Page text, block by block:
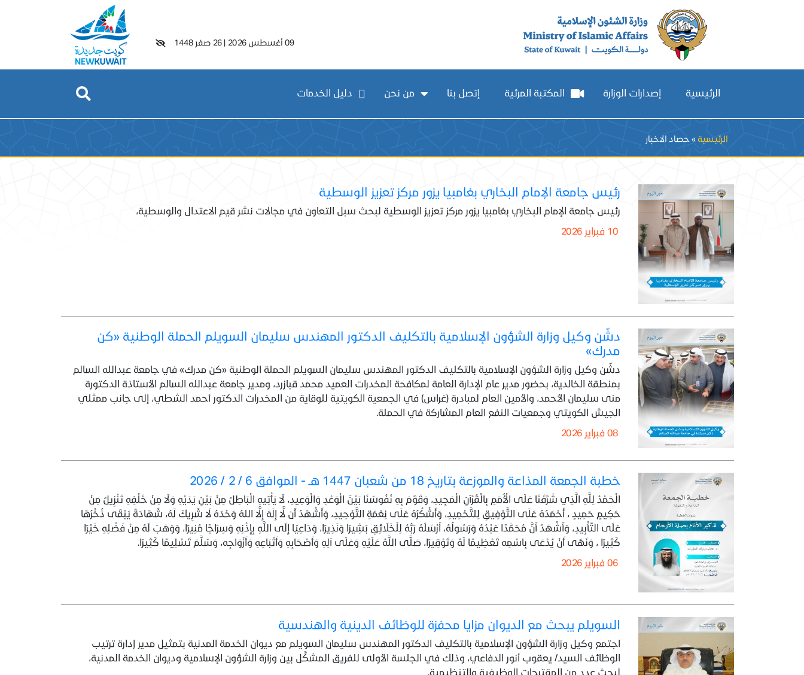
09 أغسطس 2026 | 26 صفر 1448
الرئيسية إصدارات الوزارة المكتبة المرئية إتصل بنا من نحن دليل الخدمات
Breadcrumb
الرئيسية حصاد الاخبار
رئيس جامعة الإمام البخاري بغامبيا يزور مركز تعزيز الوسطية
رئيس جامعة الإمام البخاري بغامبيا يزور مركز تعزيز الوسطية لبحث سبل التعاون في مجالات نشر قيم الاعتدال والوسطية،
دشّن وكيل وزارة الشؤون الإسلامية بالتكليف الدكتور المهندس سليمان السويلم الحملة الوطنية «كن
مدرك»
دشّن وكيل وزارة الشؤون الإسلامية بالتكليف الدكتور المهندس سليمان السويلم الحملة الوطنية «كن مدرك» في جامعة عبدالله السالم
بمنطقة الخالدية، بحضور مدير عام الإدارة العامة لمكافحة المخدرات العميد محمد قبازرد، ومدير جامعة عبدالله السالم الأستاذة الدكتورة
منى سليمان الأحمد، والأمين العام لمبادرة (غراس) في الجمعية الكويتية للوقاية من المخدرات الدكتور أحمد الشطي، إلى جانب ممثلي
الجيش الكويتي وجمعيات النفع العام المشاركة في الحملة.
خطبة الجمعة المذاعة والموزعة بتاريخ 18 من شعبان 1447 هـ - الموافق 6 / 2 / 2026
الْحَمْدُ لِلَّهِ الَّذِي شَرَّفَنَا عَلَى الْأُمَمِ بِالْقُرْآنِ الْمَجِيدِ، وَقَوَّمَ بِهِ نُفُوسَنَا بَيْنَ الْوَعْدِ وَالْوَعِيدِ، لَا يَأْتِيهِ الْبَاطِلُ مِنْ بَيْنِ يَدَيْهِ وَلَا مِنْ خَلْفِهِ تَنْزِيلٌ مِنْ
حَكِيمٍ حَمِيدٍ ، أَحْمَدُهُ عَلَى التَّوْفِيقِ لِلتَّحْمِيدِ، وَأَشْكُرُهُ عَلَى نِعْمَةِ التَّوْحِيدِ، وَأَشْهَدُ أَن لَّا إِلَهَ إِلَّا اللهُ وَحْدَهُ لَا شَرِيكَ لَهُ، شَهَادَةً يَبْقَى ذُخْرُهَا
عَلَى التَّأْبِيدِ، وَأَشْهَدُ أَنَّ مُحَمَّدًا عَبْدُهُ وَرَسُولُهُ، أَرْسَلَهُ رَبُّهُ لِلْخَلَائِقِ بَشِيرًا وَنَذِيرًا، وَدَاعِيًا إِلَى اللَّهِ بِإِذْنِهِ وَسِرَاجًا مُنِيرًا، وَوَهَبَ لَهُ مِنْ فَضْلِهِ خَيْرًا
كَثِيرًا ، وَنَهَى أَنْ يُدْعَى بِاسْمِه تَعْظِيمًا لَهُ وَتَوْقِيرًا، صَلَّى اللَّهُ عَلَيْهِ وَعَلَى آلِهِ وَأَصْحَابِهِ وَأَتْبَاعِهِ وَأَزْوَاجِه، وَسَلَّمَ تَسْلِيمًا كَثِيرًا.
السويلم يبحث مع الديوان مزايا محفزة للوظائف الدينية والهندسية
اجتمع وكيل وزارة الشؤون الإسلامية بالتكليف الدكتور المهندس سليمان السويلم مع ديوان الخدمة المدنية بتمثيل مدير إدارة ترتيب
الوظائف السيد/ يعقوب أنور الدفاعي، وذلك في الجلسة الأولى للفريق المشكَّل بين وزارة الشؤون الإسلامية وديوان الخدمة المدنية،
لبحث عدد من المقترحات الوظيفية والتنظيمية.